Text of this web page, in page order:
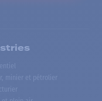
minier et pétrolier